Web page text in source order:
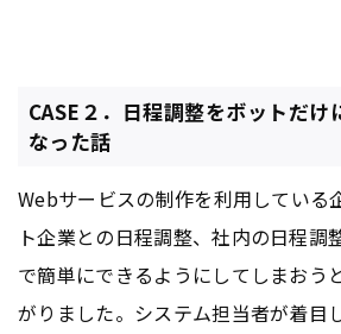
CASE２．日程調整をボットだけ
なった話
Webサービスの制作を利用している
ト企業との日程調整、社内の日程調
で簡単にできるようにしてしまおう
がりました。システム担当者が着目